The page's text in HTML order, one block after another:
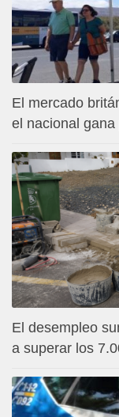
El mercado
el nacional gana
El desempleo
a superar los